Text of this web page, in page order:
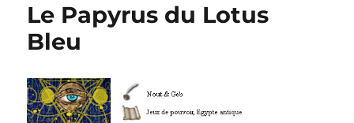
Le Papyrus du Lotus
Bleu